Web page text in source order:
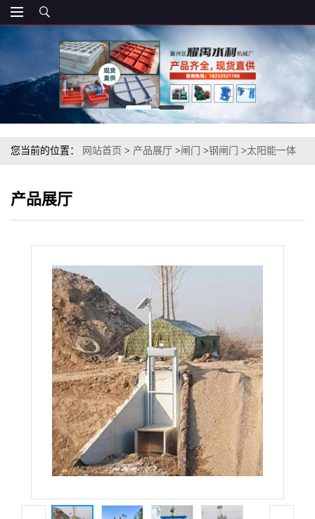
您当前的位置： 网站首页 > 产品展厅 >闸门 >钢闸门 >太阳能一体
产品展厅